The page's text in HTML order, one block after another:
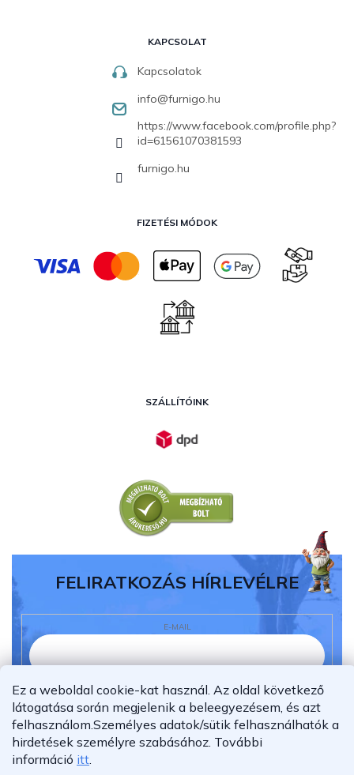
Ez a weboldal cookie-kat használ. Az oldal következő
látogatása során megjelenik a beleegyezésem, és azt
felhasználom.Személyes adatok/sütik felhasználhatók a
hirdetések személyre szabásához. További
információ itt.
KAPCSOLAT
Kapcsolatok
info@furnigo.hu
https://www.facebook.com/profile.php?
id=61561070381593
furnigo.hu
FIZETÉSI MÓDOK
SZÁLLÍTÓINK
FELIRATKOZÁS HÍRLEVÉLRE
E-MAIL
Elolvastam és megértettem azadatvédelmi
nyilatkozatot.
Feliratkozás